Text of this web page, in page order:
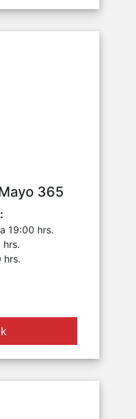
365
19:00 hrs.
hrs.
hrs.